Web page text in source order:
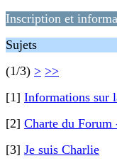
Inscription et
Sujets
(1/3) > >>
[1] Informations sur
[2] Charte du
[3] Je suis Charlie